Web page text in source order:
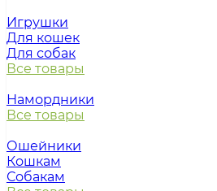
Игрушки
Для кошек
Для собак
Все товары
Намордники
Все товары
Ошейники
Кошкам
Собакам